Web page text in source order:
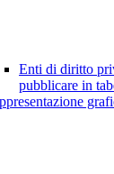
Enti di diritto
pubblicare in